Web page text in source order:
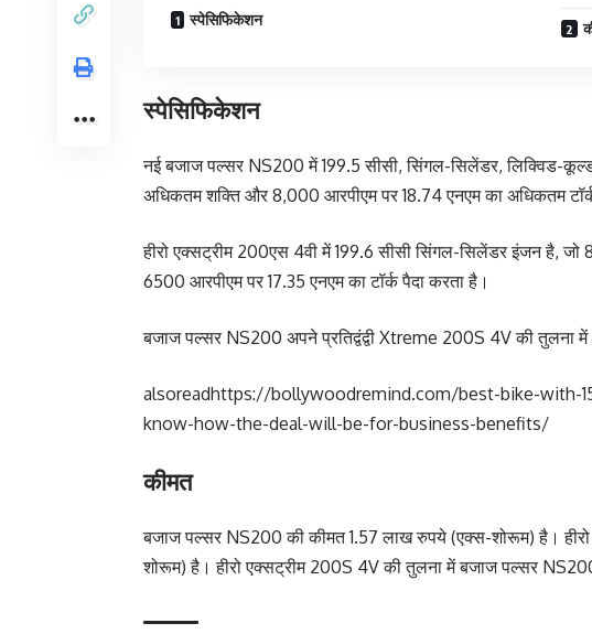
स्पेसिफिकेशन
स्पेसिफिकेशन
नई बजाज पल्सर NS200 में 199.5 सीसी, सिंगल-सिलेंडर, लिक्विड-
अधिकतम शक्ति और 8,000 आरपीएम पर 18.74 एनएम का अधिकतम
हीरो एक्सट्रीम 200एस 4वी में 199.6 सीसी सिंगल-सिलेंडर इंजन है,
6500 आरपीएम पर 17.35 एनएम का टॉर्क पैदा करता है।
बजाज पल्सर NS200 अपने प्रतिद्वंद्वी Xtreme 200S 4V की तुलना
alsoreadhttps://bollywoodremind.com/best-bike-with-
know-how-the-deal-will-be-for-business-benefits/
कीमत
बजाज पल्सर NS200 की कीमत 1.57 लाख रुपये (एक्स-शोरूम) है।
शोरूम) है। हीरो एक्सट्रीम 200S 4V की तुलना में बजाज पल्सर